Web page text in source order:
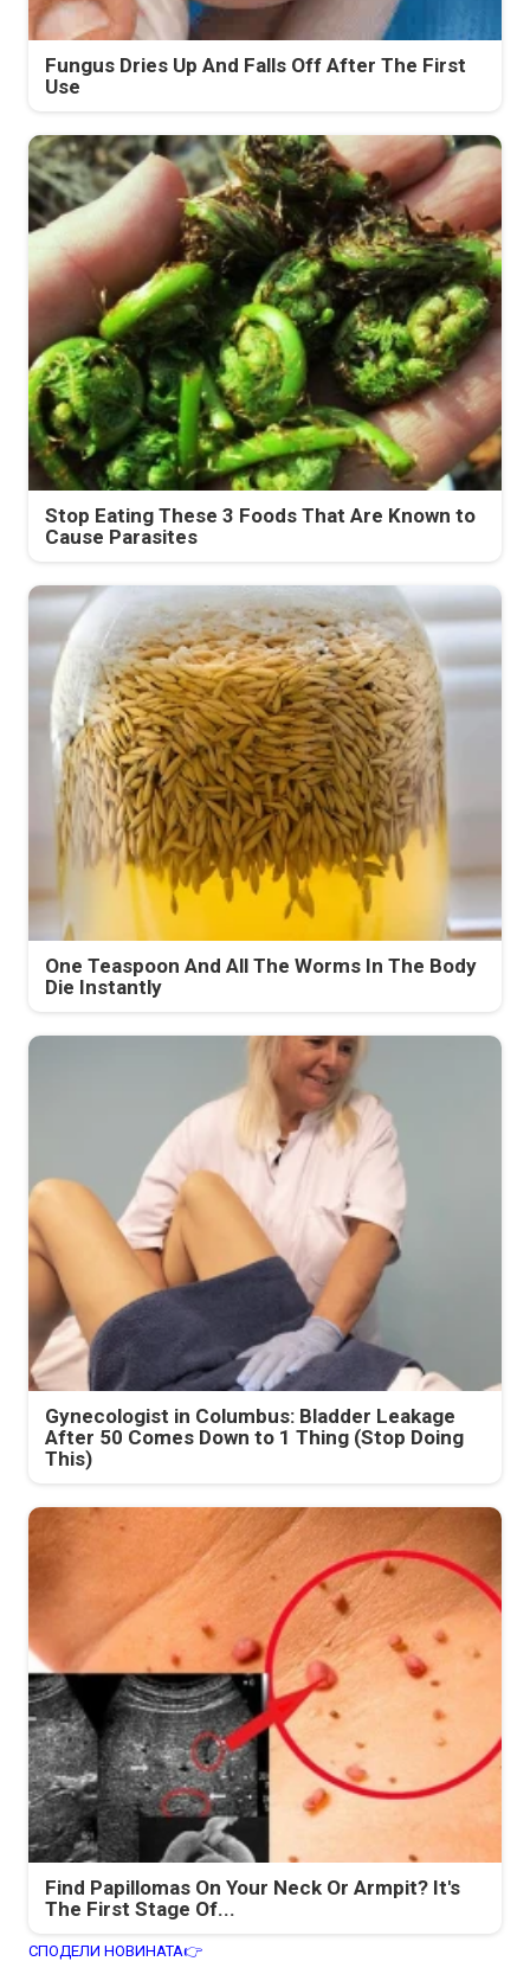
Fungus Dries Up And Falls Off After The First
Use
Stop Eating These 3 Foods That Are Known to
Cause Parasites
One Teaspoon And All The Worms In The Body
Die Instantly
Gynecologist in Columbus: Bladder Leakage
After 50 Comes Down to 1 Thing (Stop Doing
This)
Find Papillomas On Your Neck Or Armpit? It's
The First Stage Of...
СПОДЕЛИ НОВИНАТА👉